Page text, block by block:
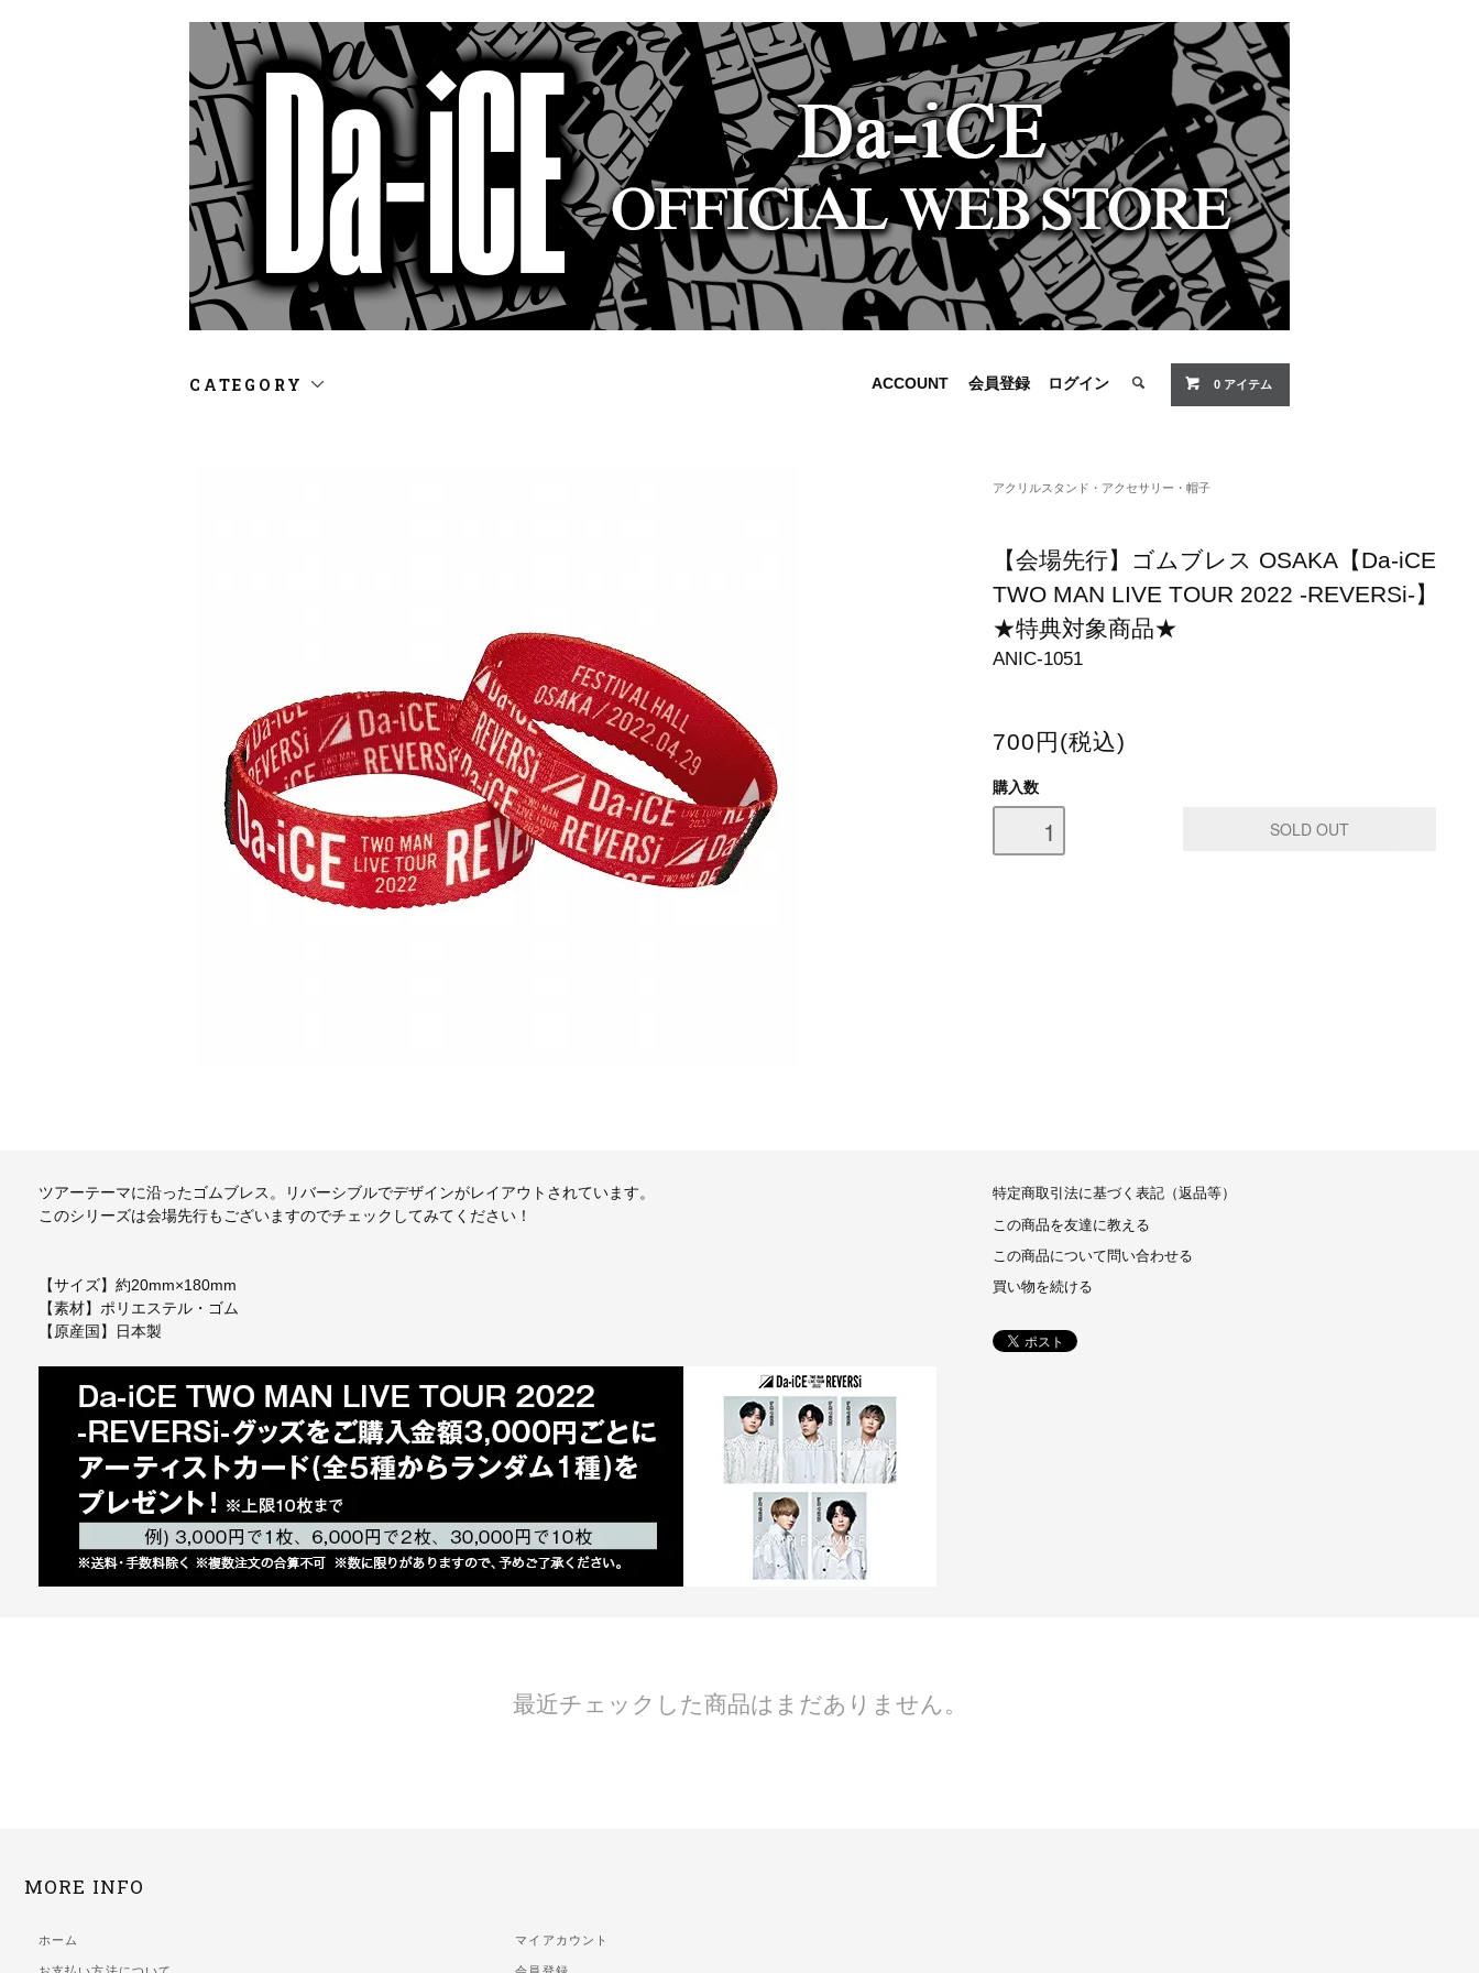
CATEGORY ACCOUNT 会員登録 ログイン 0 アイテム
アクリルスタンド・アクセサリー・帽子
【会場先行】ゴムブレス OSAKA【Da-iCE
TWO MAN LIVE TOUR 2022 -REVERSi-】
★特典対象商品★
ANIC-1051
700円(税込)
購入数
ツアーテーマに沿ったゴムブレス。リバーシブルでデザインがレイアウトされています。
このシリーズは会場先行もございますのでチェックしてみてください！
【サイズ】約20mm×180mm
【素材】ポリエステル・ゴム
【原産国】日本製
特定商取引法に基づく表記（返品等）
この商品を友達に教える
この商品について問い合わせる
買い物を続ける
最近チェックした商品はまだありません。
MORE INFO
ホーム
お支払い方法について
マイアカウント
会員登録